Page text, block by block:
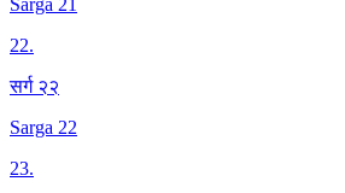
Sarga 21
22.
सर्ग २२
Sarga 22
23.